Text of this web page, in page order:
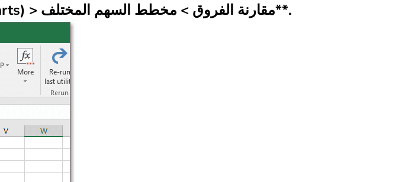
طبِّق هذه الأداة بالنقر على **Kutools > المخططات (Charts) > مقارنة الفروق > مخطط السهم المختلف**.